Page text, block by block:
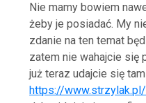
Nie mamy bowiem
żeby je posiadać. My
zdanie na ten temat
zatem nie wahajcie się
już teraz udajcie się
https://